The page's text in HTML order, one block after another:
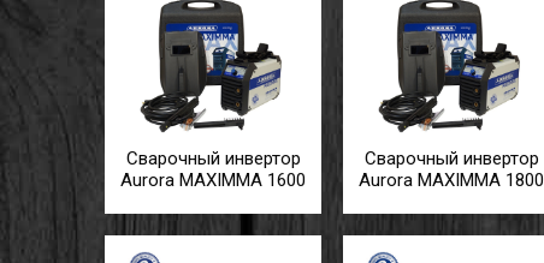
Сварочный инвертор
Aurora MAXIMMA 1600
Сварочный инвертор
Aurora MAXIMMA 1800